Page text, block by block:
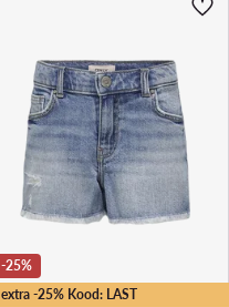
extra -25% Kood: LAST
-25%